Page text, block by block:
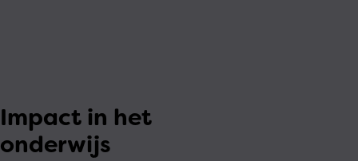
Impact in het
onderwijs